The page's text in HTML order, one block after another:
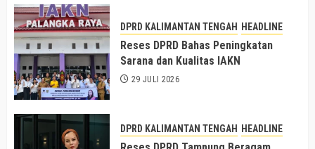
DPRD KALIMANTAN TENGAH HEADLINE
Reses DPRD Bahas Peningkatan
Sarana dan Kualitas IAKN
29 JULI 2026
DPRD KALIMANTAN TENGAH HEADLINE